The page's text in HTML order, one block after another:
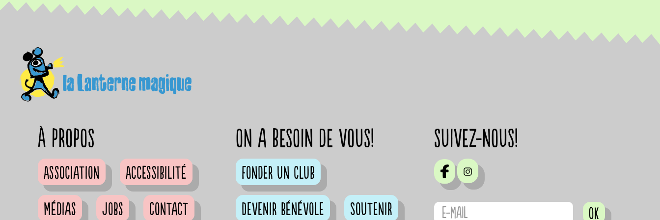
à propos
Association
Accessibilité
Médias
Jobs Contact
on a besoin de vous!
Fonder un club
Devenir bénévole
Soutenir
suivez-nous!
OK